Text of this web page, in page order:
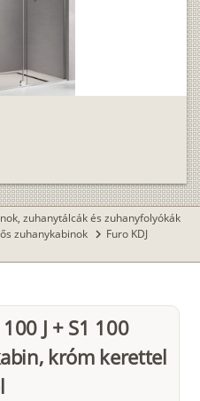
zuhanytálcák és zuhanyfolyókák
zuhanykabinok chevron_right Furo KDJ
J + S1 100
króm kerettel